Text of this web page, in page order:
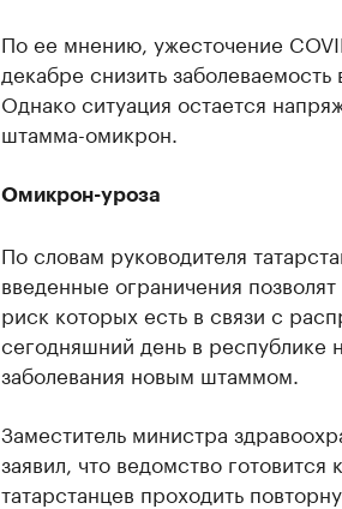
По ее мнению, ужесточение
декабре снизить
Однако ситуация остается
штамма-омикрон.
Омикрон-уроза
По словам руководителя
введенные ограничения
риск которых есть в связи с
сегодняшний день в республике
заболевания новым штаммом.
Заместитель министра
заявил, что ведомство
татарстанцев проходить